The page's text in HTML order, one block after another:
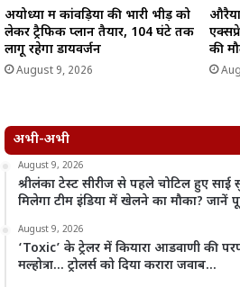
अयोध्या में कांवड़ियों की भारी भीड़ को
लेकर ट्रैफिक प्लान तैयार, 104 घंटे तक
लागू रहेगा डायवर्जन
August 9, 2026
की
अभी-अभी
August 9, 2026
श्रीलंका टेस्ट सीरीज से पहले चोटिल हुए
मिलेगा टीम इंडिया में खेलने का मौका? जानें
August 9, 2026
‘Toxic’ के ट्रेलर में कियारा आडवाणी की
मल्होत्रा… ट्रोलर्स को दिया करारा जवाब…